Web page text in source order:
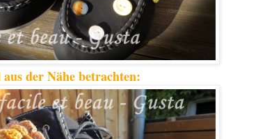
der Nähe betrachten: